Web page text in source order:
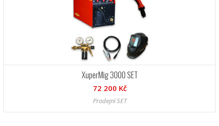
XuperMig 3000 SET
72 200 Kč
Prodejní SET